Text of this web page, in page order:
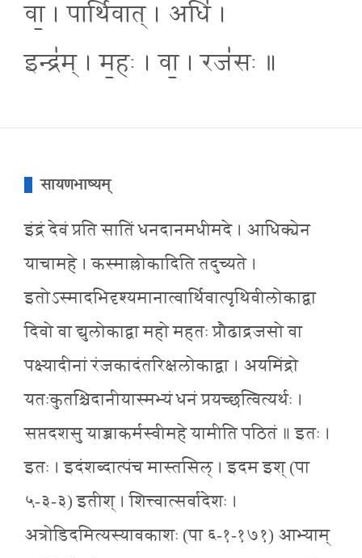
वा॒ । पार्थि॑वात् । अधि॑ ।
इन्द्र॑म् । म॒हः । वा॒ । रज॑सः ॥
सायणभाष्यम्
इंद्रं देवं प्रति सातिं धनदानमधीमदे । आधिक्येन
याचामहे । कस्माल्लोकादिति तदुच्यते ।
इतोऽस्मादभिदृश्यमानात्वार्थिवात्पृथिवीलोकाद्वा
दिवो वा द्युलोकाद्वा महो महतः प्रौढाद्रजसो वा
पक्ष्यादीनां रंजकादंतरिक्षलोकाद्वा । अयमिंद्रो
यतःकुतश्चिदानीयास्मभ्यं धनं प्रयच्छत्वित्यर्थः ।
सप्तदशसु याच्ञाकर्मस्वीमहे यामीति पठितं ॥ इतः ।
इतः । इदंशब्दात्पंच मास्तसिल् । इदम इश् (पा
५-३-३) इतीश् । शित्त्वात्सर्वादेशः ।
अत्रोडिदमित्यस्यावकाशः (पा ६-१-१७१) आभ्याम्